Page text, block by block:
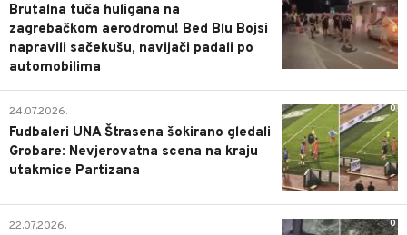
Brutalna tuča huligana na
zagrebačkom aerodromu! Bed Blu Bojsi
napravili sačekušu, navijači padali po
automobilima
0
24.07.2026.
Fudbaleri UNA Štrasena šokirano gledali
Grobare: Nevjerovatna scena na kraju
utakmice Partizana
0
22.07.2026.